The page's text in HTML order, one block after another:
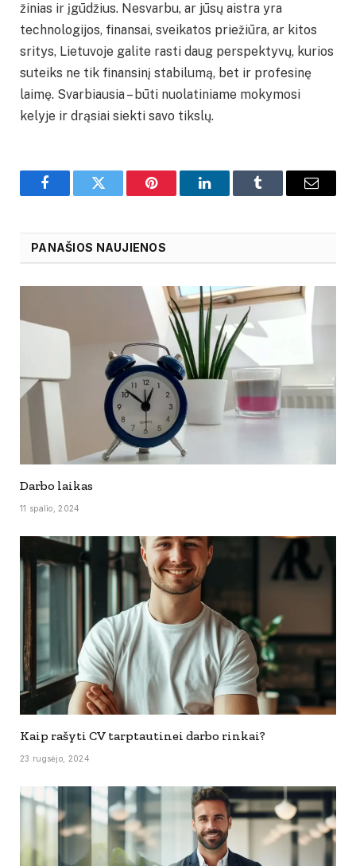
žinias ir įgūdžius. Nesvarbu, ar jūsų aistra yra
technologijos, finansai, sveikatos priežiūra, ar kitos
sritys, Lietuvoje galite rasti daug perspektyvų, kurios
suteiks ne tik finansinį stabilumą, bet ir profesinę
laimę. Svarbiausia – būti nuolatiniame mokymosi
kelyje ir drąsiai siekti savo tikslų.
FacebookTwitter Pinterest LinkedInTumblr Email
PANAŠIOS NAUJIENOS
Darbo laikas
11 spalio, 2024
Kaip rašyti CV tarptautinei darbo rinkai?
23 rugsėjo, 2024